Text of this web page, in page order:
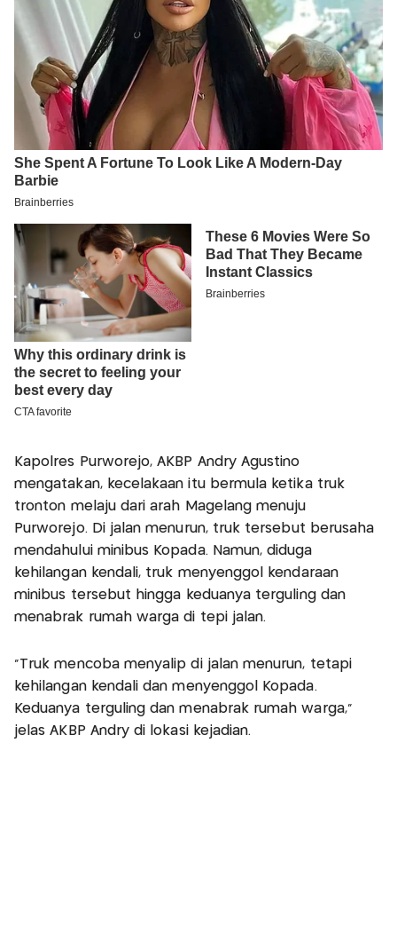
Kapolres Purworejo, AKBP Andry Agustino
mengatakan, kecelakaan itu bermula ketika truk
tronton melaju dari arah Magelang menuju
Purworejo. Di jalan menurun, truk tersebut berusaha
mendahului minibus Kopada. Namun, diduga
kehilangan kendali, truk menyenggol kendaraan
minibus tersebut hingga keduanya terguling dan
menabrak rumah warga di tepi jalan.
"Truk mencoba menyalip di jalan menurun, tetapi
kehilangan kendali dan menyenggol Kopada.
Keduanya terguling dan menabrak rumah warga,"
jelas AKBP Andry di lokasi kejadian.